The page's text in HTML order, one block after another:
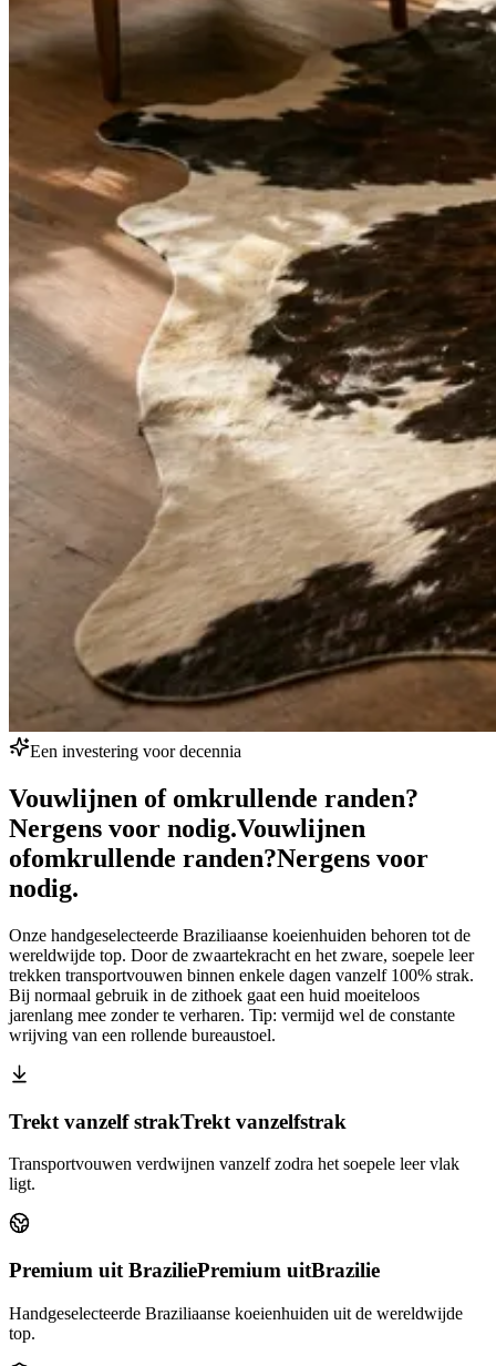
Een investering voor decennia
Vouwlijnen of omkrullende randen?
Nergens voor nodig.Vouwlijnen
ofomkrullende randen?Nergens voor
nodig.
Onze handgeselecteerde Braziliaanse koeienhuiden behoren tot de
wereldwijde top. Door de zwaartekracht en het zware, soepele leer
trekken transportvouwen binnen enkele dagen vanzelf 100% strak.
Bij normaal gebruik in de zithoek gaat een huid moeiteloos
jarenlang mee zonder te verharen. Tip: vermijd wel de constante
wrijving van een rollende bureaustoel.
Trekt vanzelf strakTrekt vanzelfstrak
Transportvouwen verdwijnen vanzelf zodra het soepele leer vlak
ligt.
Premium uit BraziliePremium uitBrazilie
Handgeselecteerde Braziliaanse koeienhuiden uit de wereldwijde
top.